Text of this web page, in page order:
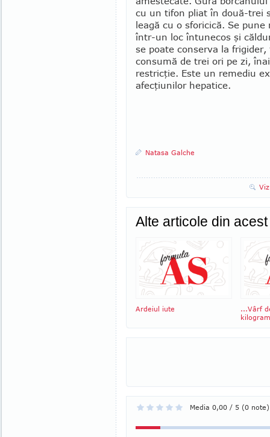
cu un tifon pliat în două-trei
leagă cu o sforicică. Se pune
într-un loc întu­necos şi
se poate conserva la
consumă de trei ori pe zi,
restricţie. Este un remediu
afecţiunilor he­patice.
Natasa Galche
Alte articole din
Ardeiul iute
...Vârf
Media 0,00 / 5 (0 note)